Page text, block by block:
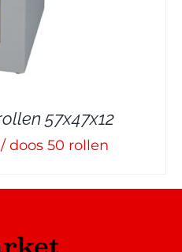
57x47x12
doos 50 rollen